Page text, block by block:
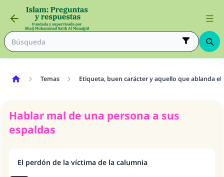
Temas Etiqueta, buen carácter y aquello que ablanda el
Hablar mal de una persona a sus
espaldas
El perdón de la víctima de la calumnia